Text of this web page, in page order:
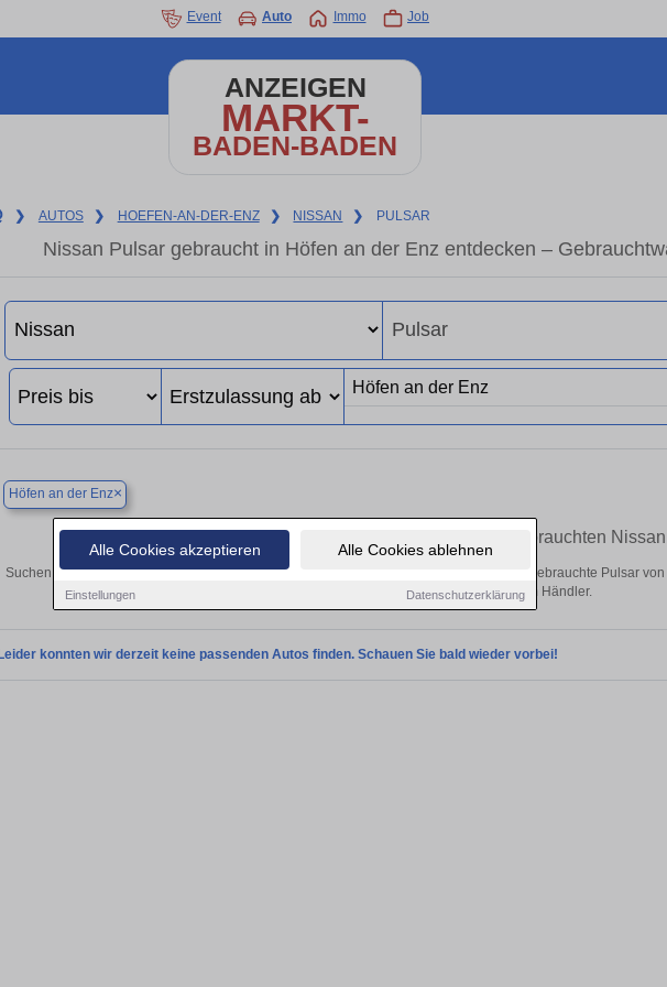
Alle Cookies akzeptieren Alle Cookies ablehnen
Einstellungen Datenschutzerklärung
Event Auto Immo Job
ANZEIGEN
MARKT-
BADEN-BADEN
❯ AUTOS ❯ HOEFEN-AN-DER-ENZ ❯ NISSAN ❯ PULSAR
Nissan Pulsar gebraucht in Höfen an der Enz entdecken –
Höfen an der Enz×
Finden Sie in Höfen an der Enz Ihren gebrauchten
Suchen Sie in Höfen an der Enz einen Nissan Pulsar Gebrauchtwagen? Entdecken Sie gebrauchte Pulsar
Preisklassen von privat und vom Händler.
Leider konnten wir derzeit keine passenden Autos finden. Schauen Sie bald wieder vorbei!